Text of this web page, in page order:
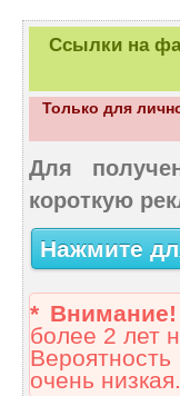
Ссылки на
Только для
Для
короткую
Нажмите
* Внимание!
более 2 лет
очень низкая.